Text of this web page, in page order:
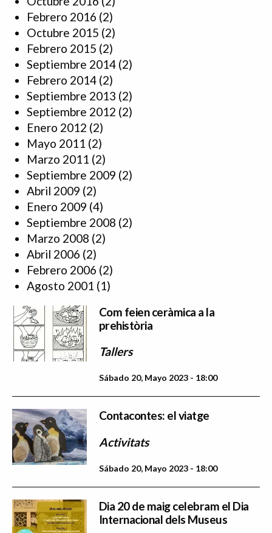
Febrero 2016 (2)
Octubre 2015 (2)
Febrero 2015 (2)
Septiembre 2014 (2)
Febrero 2014 (2)
Septiembre 2013 (2)
Septiembre 2012 (2)
Enero 2012 (2)
Mayo 2011 (2)
Marzo 2011 (2)
Septiembre 2009 (2)
Abril 2009 (2)
Enero 2009 (4)
Septiembre 2008 (2)
Marzo 2008 (2)
Abril 2006 (2)
Febrero 2006 (2)
Agosto 2001 (1)
Com feien ceràmica a la
prehistòria
Tallers
Sábado 20, Mayo 2023 - 18:00
Contacontes: el viatge
Activitats
Sábado 20, Mayo 2023 - 18:00
Dia 20 de maig celebram el Dia
Internacional dels Museus